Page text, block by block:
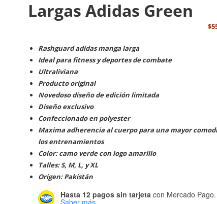
Largas Adidas Green
$
Rashguard adidas manga larga
Ideal para fitness y deportes de combate
Ultraliviana
Producto original
Novedoso diseño de edición limitada
Diseño exclusivo
Confeccionado en polyester
Maxima adherencia al cuerpo para una mayor
los entrenamientos
Color: camo verde con logo amarillo
Talles: S, M, L, y XL
Origen: Pakistán
Hasta 12 pagos sin tarjeta con Mercado Pago.
Saber más